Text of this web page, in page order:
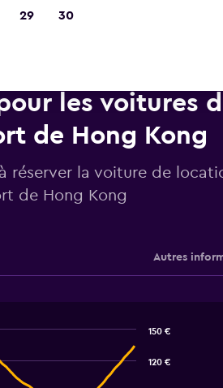
les voitures
de Hong Kong
réserver la voiture de
de Hong Kong
Autres
120 €
150 €
29 30